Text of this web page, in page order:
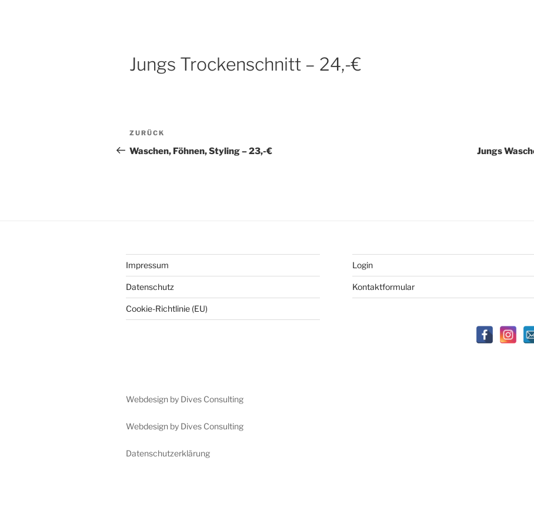
Jungs Trockenschnitt – 24,-€
Beitragsnavigation
Vorheriger
Beitrag
ZURÜCK
Waschen, Föhnen, Styling – 23,-€ Jungs
Impressum
Datenschutz
Cookie-Richtlinie (EU)
Login
Kontaktformular
Webdesign by Dives Consulting
Webdesign by Dives Consulting
Datenschutzerklärung